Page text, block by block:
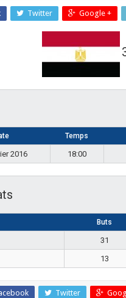
Twitter Google +
Temps
2016 18:00
Buts
31
13
Twitter